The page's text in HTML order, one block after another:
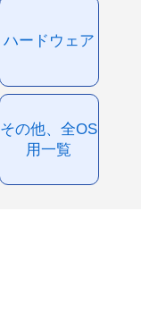
ハードウェア
その他、全OS
用一覧